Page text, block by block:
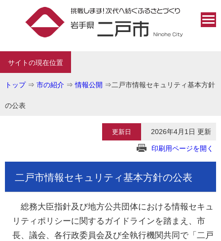
サイトの現在位置
トップ⇒ 市の紹介 ⇒情報公開 ⇒二戸市情報セキュリティ基本方針
の公表
更新日 2026年4月1日 更新
印刷用ページを開く
二戸市情報セキュリティ基本方針の公表
総務大臣指針及び地方公共団体における情報セキュ
リティポリシーに関するガイドラインを踏まえ、市
長、議会、各行政委員会及び全執行機関共同で「二戸